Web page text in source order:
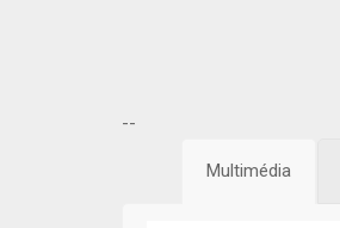
--
Multimédia